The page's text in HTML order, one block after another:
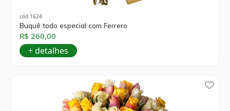
cód 1624
Buquê todo especial com Ferrero
R$ 260,00
+ detalhes